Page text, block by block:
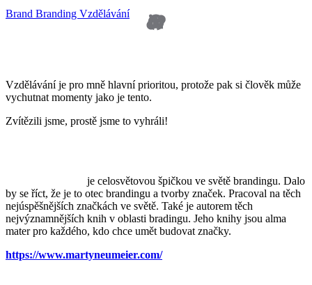
Brand Branding Vzdělávání
Vzdělávání je pro mně hlavní prioritou, protože pak si člověk může
vychutnat momenty jako je tento.
Zvítězili jsme, prostě jsme to vyhráli!
je celosvětovou špičkou ve světě brandingu. Dalo
by se říct, že je to otec brandingu a tvorby značek. Pracoval na těch
nejúspěšnějších značkách ve světě. Také je autorem těch
nejvýznamnějších knih v oblasti bradingu. Jeho knihy jsou alma
mater pro každého, kdo chce umět budovat značky.
https://www.martyneumeier.com/